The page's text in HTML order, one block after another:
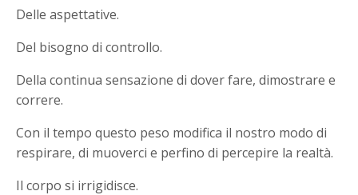
Delle aspettative.
Del bisogno di controllo.
Della continua sensazione di dover fare, dimostrare e
correre.
Con il tempo questo peso modifica il nostro modo di
respirare, di muoverci e perfino di percepire la realtà.
Il corpo si irrigidisce.